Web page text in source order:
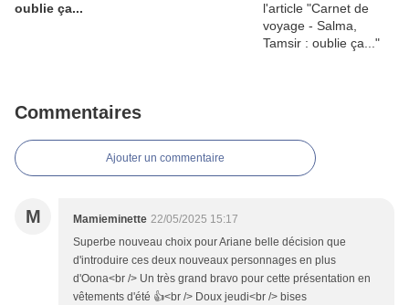
oublie ça...
Commentaires
Ajouter un commentaire
M Mamieminette 22/05/2025 15:17
Superbe nouveau choix pour Ariane belle décision que
d'introduire ces deux nouveaux personnages en plus
d'Oona<br /> Un très grand bravo pour cette présentation en
vêtements d'été 👍<br /> Doux jeudi<br /> bises